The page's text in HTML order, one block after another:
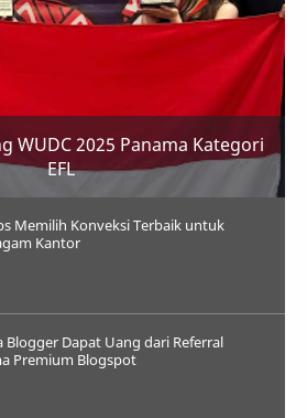
WUDC 2025 Panama Kategori
EFL
Memilih Konveksi Terbaik untuk
Kantor
Blogger Dapat Uang dari Referral
Premium Blogspot